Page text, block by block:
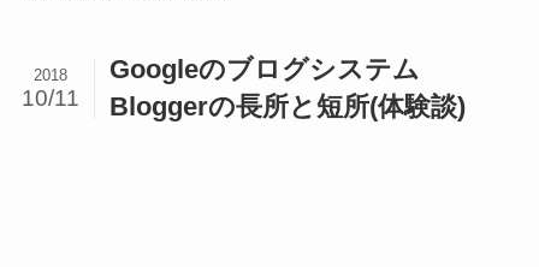
Googleのブログシステム
Bloggerの長所と短所(体験談)
2018
10/11